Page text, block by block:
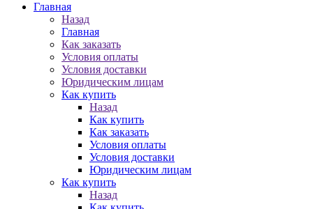
Главная
Назад
Главная
Как заказать
Условия оплаты
Условия доставки
Юридическим лицам
Как купить
Назад
Как купить
Как заказать
Условия оплаты
Условия доставки
Юридическим лицам
Как купить
Назад